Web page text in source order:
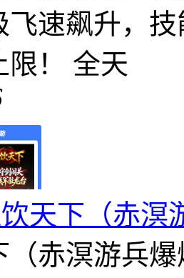
飞速飙升，
限！ 全天
天下（赤溟
（赤溟游兵